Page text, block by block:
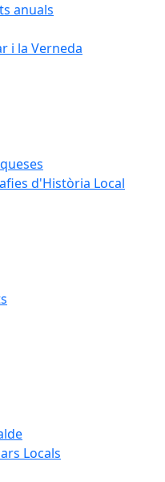
anuals
i la Verneda
d'Història Local
Locals